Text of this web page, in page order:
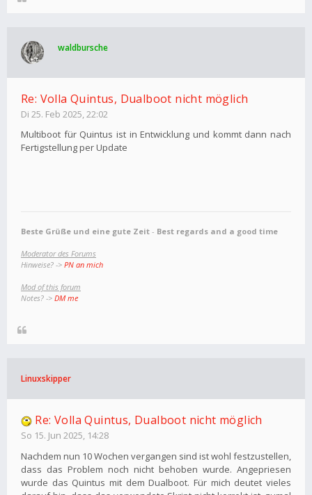
waldbursche
Re: Volla Quintus, Dualboot nicht möglich
Di 25. Feb 2025, 22:02
Multiboot für Quintus ist in Entwicklung und kommt dann nach
Fertigstellung per Update
Beste Grüße und eine gute Zeit - Best regards and a good time
Moderator des Forums
Hinweise? -> PN an mich
Mod of this forum
Notes? -> DM me
Linuxskipper
Re: Volla Quintus, Dualboot nicht möglich
So 15. Jun 2025, 14:28
Nachdem nun 10 Wochen vergangen sind ist wohl festzustellen,
dass das Problem noch nicht behoben wurde. Angepriesen
wurde das Quintus mit dem Dualboot. Für mich deutet vieles